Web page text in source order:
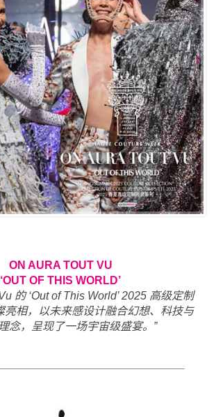
ON AURA TOUT VU
‘OUT OF THIS WORLD’
的 ‘Out of This World’ 2025 高级定制
亮相，以未来感设计融合幻想、科技与
念，呈现了一场宇宙级盛宴。”